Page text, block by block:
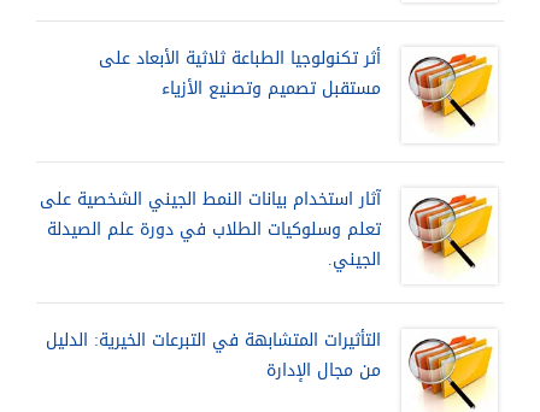
أثر تكنولوجيا الطباعة ثلاثية الأبعاد على
مستقبل تصميم وتصنيع الأزياء
آثار استخدام بيانات النمط الجيني الشخصية على
تعلم وسلوكيات الطلاب في دورة علم الصيدلة
الجيني.
التأثيرات المتشابهة في التبرعات الخيرية: الدليل
من مجال الإدارة